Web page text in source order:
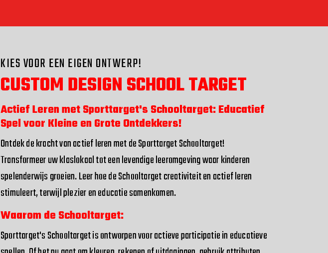
KIES VOOR EEN EIGEN ONTWERP!
CUSTOM DESIGN SCHOOL TARGET
Actief Leren met Sporttarget's Schooltarget: Educatief
Spel voor Kleine en Grote Ontdekkers!
Ontdek de kracht van actief leren met de Sporttarget Schooltarget!
Transformeer uw klaslokaal tot een levendige leeromgeving waar kinderen
spelenderwijs groeien. Leer hoe de Schooltarget creativiteit en actief leren
stimuleert, terwijl plezier en educatie samenkomen.
Waarom de Schooltarget:
Sporttarget's Schooltarget is ontworpen voor actieve participatie in educatieve